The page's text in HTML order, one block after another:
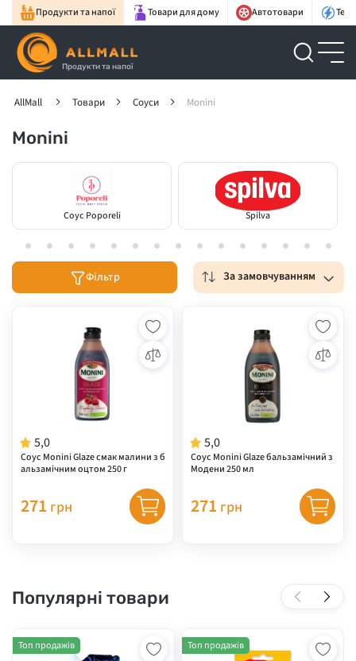
Продукти та напої Товари для дому Автотовари
Продукти та напої
AllMall Товари Соуси Monini
Monini
Соус Poporeli Spilva
Фільтр За замовчуванням
5,0
Соус Monini Glaze смак малини з б
альзамічним оцтом 250 г
271 грн
5,0
Соус Monini Glaze бальзамічний з
Модени 250 мл
271 грн
Популярні товари
Топ продажів Топ продажів